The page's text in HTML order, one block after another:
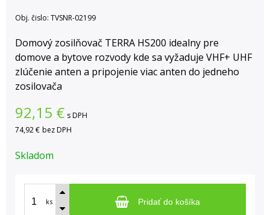
Obj. čislo: TVSNR-02199
Domový zosilňovač TERRA HS200 idealny pre
domove a bytove rozvody kde sa vyžaduje VHF+ UHF
zlúčenie anten a pripojenie viac anten do jedneho
zosilovača
92,15 € s DPH
74,92 € bez DPH
Skladom
ks Pridať do košíka